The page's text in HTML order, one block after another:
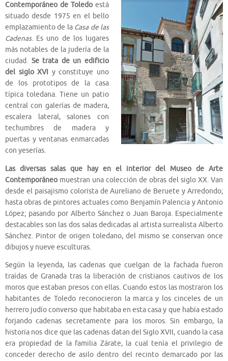
Contemporáneo de Toledo está
situado desde 1975 en el bello
emplazamiento de la Casa de las
Cadenas. Es uno de los lugares
más notables de la judería de la
ciudad. Se trata de un edificio
del siglo XVI y constituye uno
de los prototipos de la casa
típica toledana. Tiene un patio
central con galerías de madera,
escalera lateral, salones con
techumbres de madera y
puertas y ventanas enmarcadas
con yeserías.
Las diversas salas que hay en el interior del Museo de Arte
Contemporáneo muestran una colección de obras del siglo XX. Van
desde el paisajismo colorista de Aureliano de Beruete y Arredondo;
hasta obras de pintores actuales como Benjamín Palencia y Antonio
López; pasando por Alberto Sánchez o Juan Baroja. Especialmente
destacables son las dos salas dedicadas al artista surrealista Alberto
Sánchez. Pintor de origen toledano, del mismo se conservan once
dibujos y nueve esculturas.
Según la leyenda, las cadenas que cuelgan de la fachada fueron
traídas de Granada tras la liberación de cristianos cautivos de los
moros que estaban presos con ellas. Cuando estos las mostraron los
habitantes de Toledo reconocieron la marca y los cinceles de un
herrero judío converso que habitaba en esta casa y que había estado
forjando cadenas secretamente para los moros.​ Sin embargo, la
historia nos dice que las cadenas datan del Siglo XVII, cuando la casa
era propiedad de la familia Zárate, la cual tenía el privilegio de
conceder derecho de asilo dentro del recinto demarcado por las